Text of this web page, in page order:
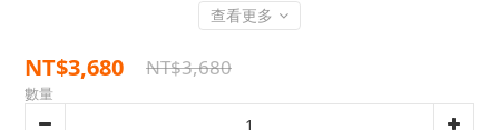
查看更多
NT$3,680 NT$3,680
數量